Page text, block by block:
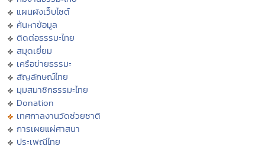
แผนผังเว็บไซต์
ค้นหาข้อมูล
ติดต่อธรรมะไทย
สมุดเยี่ยม
เครือข่ายธรรมะ
สัญลักษณ์ไทย
มุมสมาชิกธรรมะไทย
Donation
เทศกาลงานวัดช่วยชาติ
การเผยแผ่ศาสนา
ประเพณีไทย